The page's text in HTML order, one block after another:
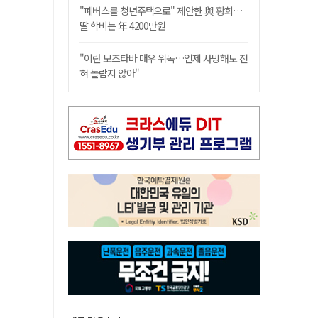
"폐버스를 청년주택으로" 제안한 與 황희…
딸 학비는 年 4200만원
"이란 모즈타바 매우 위독…언제 사망해도 전
혀 놀랍지 않아"